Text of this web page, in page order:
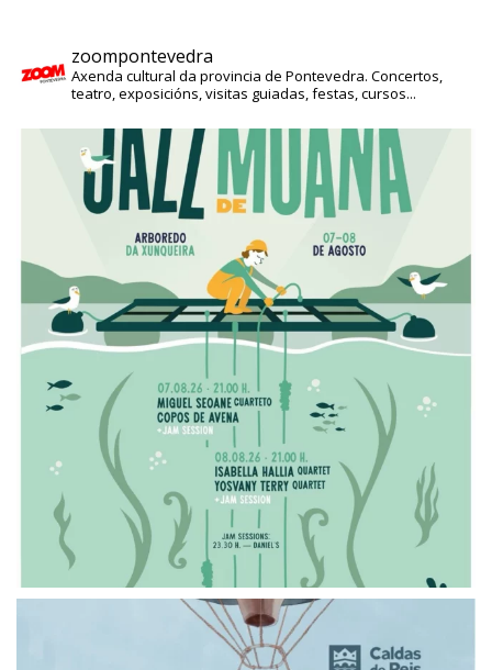
zoompontevedra
Axenda cultural da provincia de Pontevedra. Concertos,
teatro, exposicións, visitas guiadas, festas, cursos...